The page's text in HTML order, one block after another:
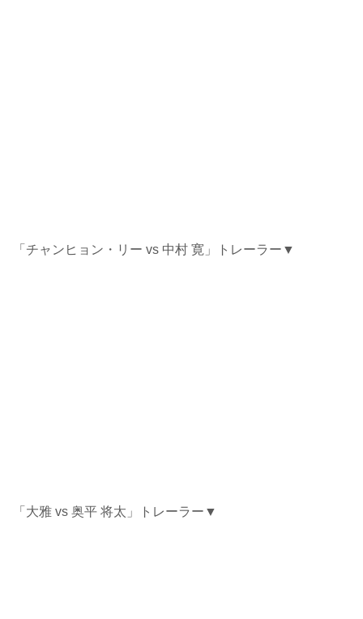
「チャンヒョン・リー vs 中村 寛」トレーラー▼
「大雅 vs 奥平 将太」トレーラー▼